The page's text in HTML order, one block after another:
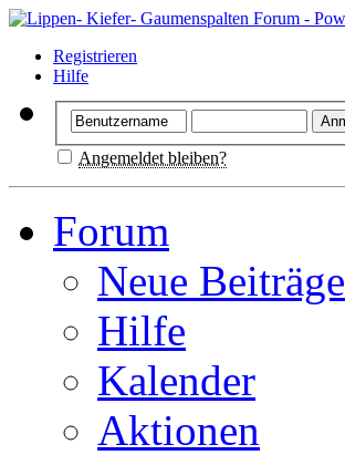
Registrieren
Hilfe
Angemeldet bleiben?
Forum
Neue Beiträge
Hilfe
Kalender
Aktionen